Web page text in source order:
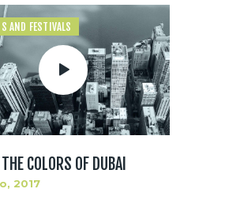
AND FESTIVALS
COLORS OF DUBAI
2017